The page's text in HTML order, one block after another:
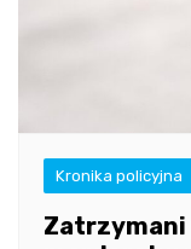
Kronika policyjna
Zatrzymani